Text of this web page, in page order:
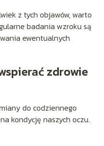
z tych objawów, warto
badania wzroku są
ewentualnych
zdrowie
do codziennego
kondycję naszych oczu.